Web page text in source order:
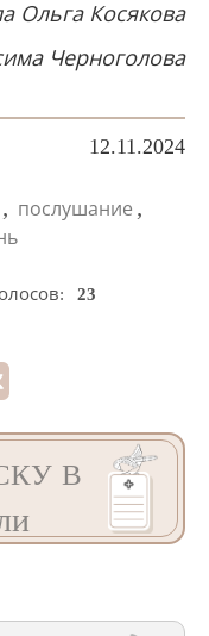
Ольга Косякова
Черноголова
12.11.2024
, послушание ,
23
В